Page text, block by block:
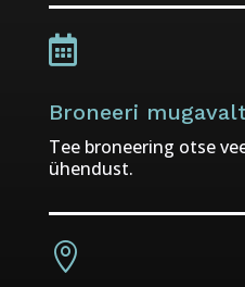

Broneeri
Tee broneering otse
ühendust.
